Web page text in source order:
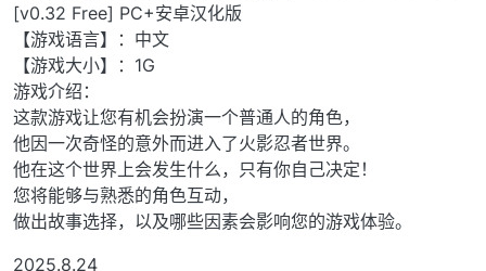
[v0.32 Free] PC+安卓汉化版
【游戏语言】：中文
【游戏大小】：1G
游戏介绍：
这款游戏让您有机会扮演一个普通人的角色，
他因一次奇怪的意外而进入了火影忍者世界。
他在这个世界上会发生什么，只有你自己决定！
您将能够与熟悉的角色互动，
做出故事选择，以及哪些因素会影响您的游戏体验。
2025.8.24